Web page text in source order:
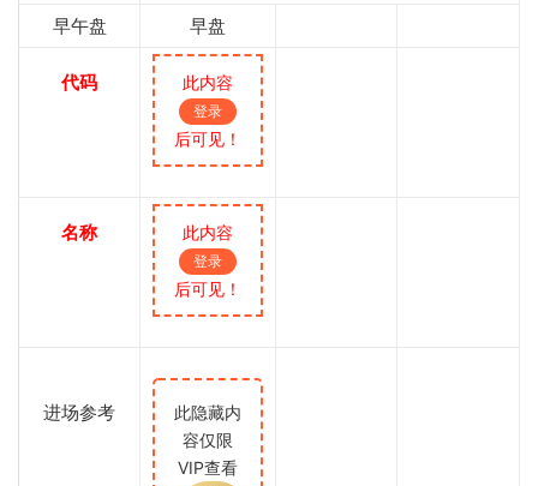
早午盘
早盘
代码 此内容
登录
后可见！
名称 此内容
登录
后可见！
进场参考
此隐藏内
容仅限
VIP查看